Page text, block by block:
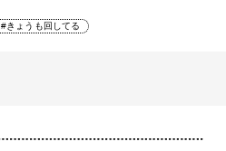
#きょうも回してる